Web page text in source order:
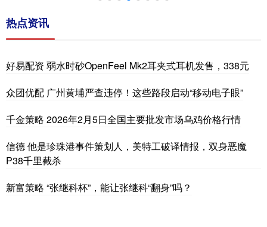
热点资讯
好易配资 弱水时砂OpenFeel Mk2耳夹式耳机发售，338元
众团优配 广州黄埔严查违停！这些路段启动“移动电子眼”
千金策略 2026年2月5日全国主要批发市场乌鸡价格行情
信德 他是珍珠港事件策划人，美特工破译情报，双身恶魔
P38千里截杀
新富策略 “张继科杯”，能让张继科“翻身”吗？